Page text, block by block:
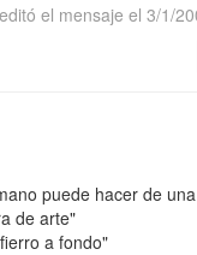
el mensaje el 3/1/
puede hacer de
de arte"
a fondo"